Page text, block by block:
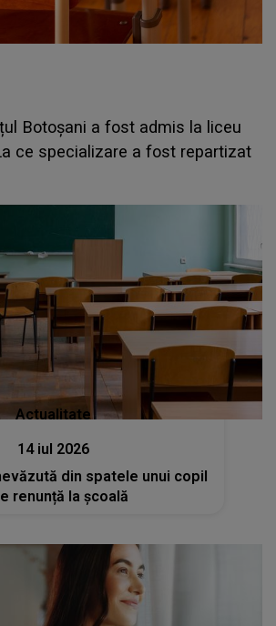
Botoșani a fost admis la liceu
ce specializare a fost repartizat
Actualitate
14 iul 2026
din spatele unui copil
renunță la școală